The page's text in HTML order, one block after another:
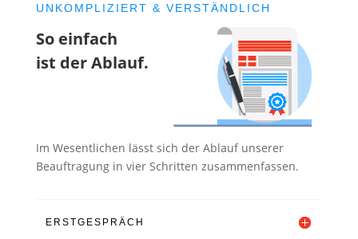
UNKOMPLIZIERT & VERSTÄNDLICH
So einfach
ist der Ablauf.
Im Wesentlichen lässt sich der Ablauf unserer
Beauftragung in vier Schritten zusammenfassen.
ERSTGESPRÄCH